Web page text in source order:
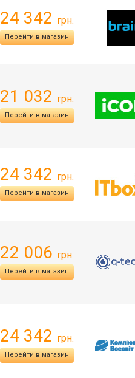
24 342 грн.
Перейти в магазин
21 032 грн.
Перейти в магазин
24 342 грн.
Перейти в магазин
22 006 грн.
Перейти в магазин
24 342 грн.
Перейти в магазин